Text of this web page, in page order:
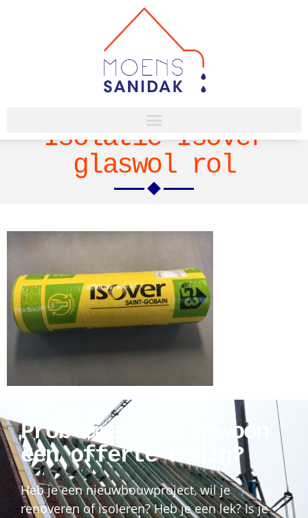
Isolatie Isover
glaswol rol
Problemen? Of gewoon
een offerte nodig?
Heb je een nieuwbouwproject, wil je
renoveren of isoleren? Heb je een lek? Is je